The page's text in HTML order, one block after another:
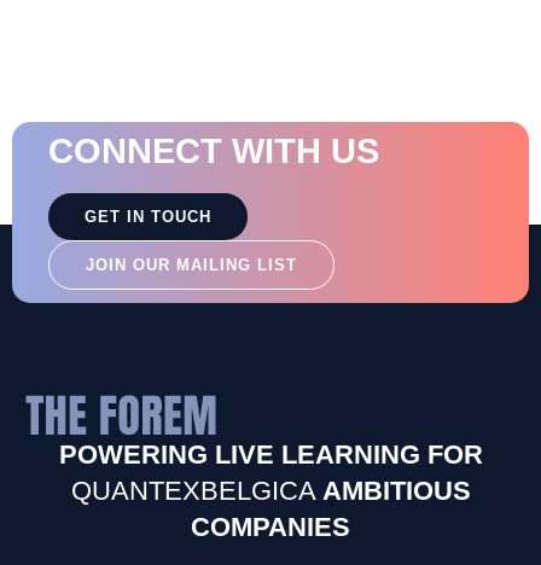
CONNECT WITH US
GET IN TOUCH
JOIN OUR MAILING LIST
POWERING LIVE LEARNING FOR
QUANTEXBELGICAAMBITIOUS
COMPANIES